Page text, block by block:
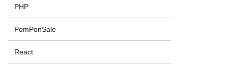
PHP
PomPonSale
React